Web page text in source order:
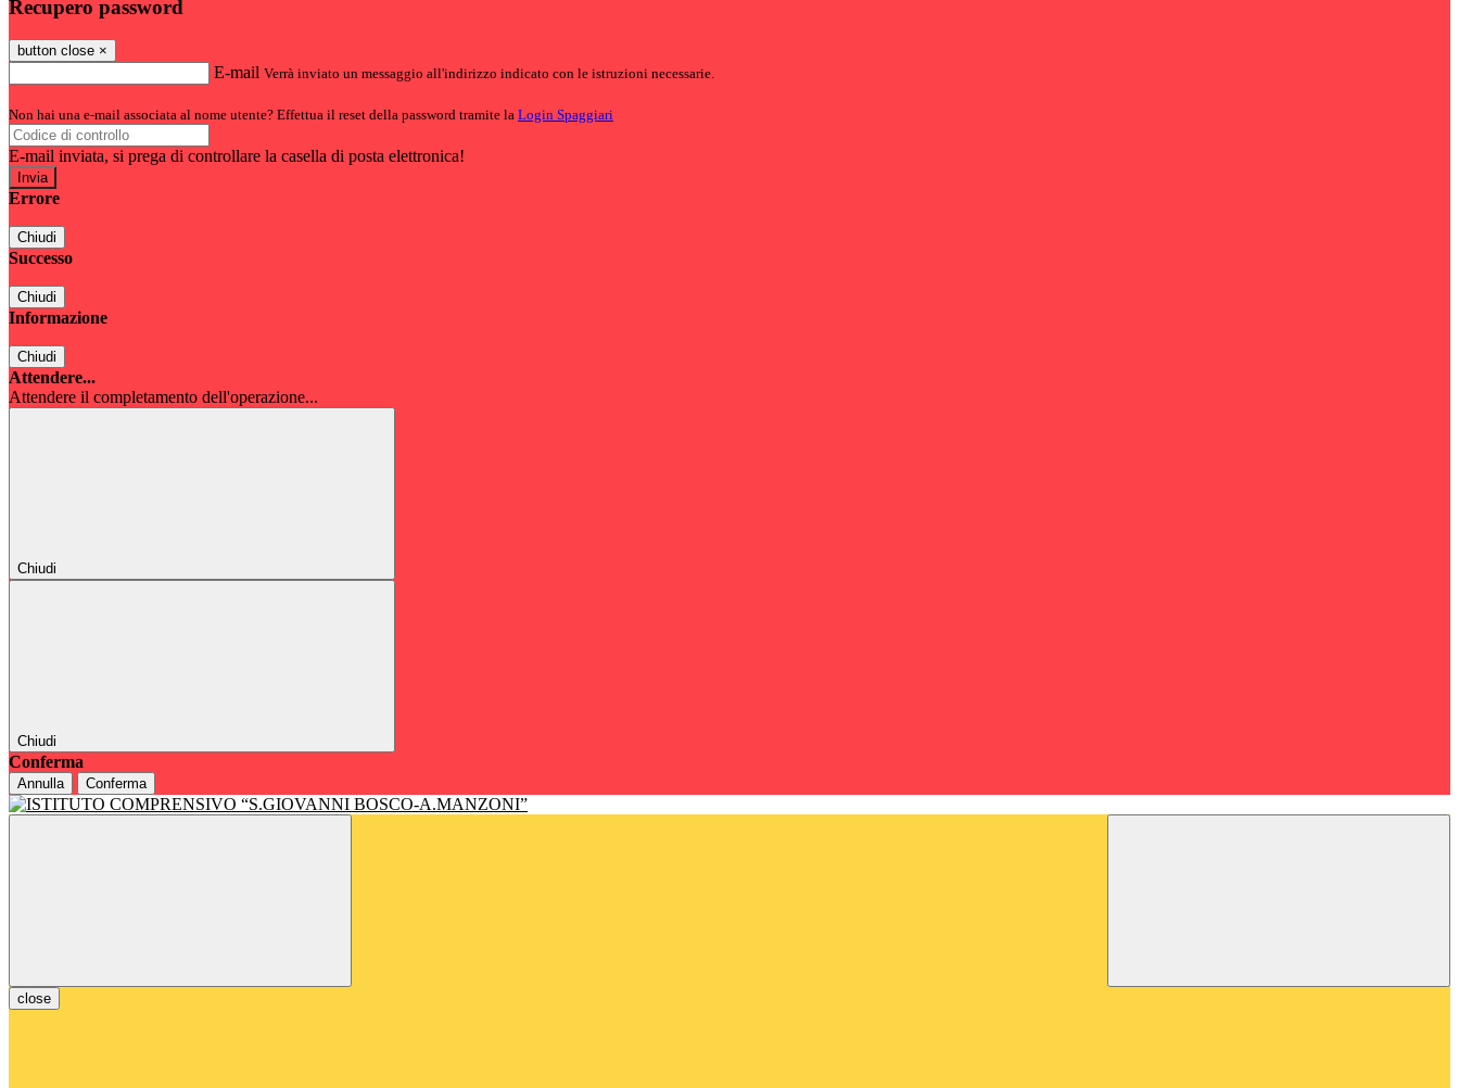
Recupero password
button close ×
E-mail Verrà inviato un messaggio all'indirizzo indicato con le istruzioni necessarie.
Non hai una e-mail associata al nome utente? Effettua il reset della password tramite la Login Spaggiari
E-mail inviata, si prega di controllare la casella di posta elettronica!
Errore
Chiudi
Successo
Chiudi
Informazione
Chiudi
Attendere...
Attendere il completamento dell'operazione...
Chiudi
Chiudi
Conferma
Annulla Conferma
close